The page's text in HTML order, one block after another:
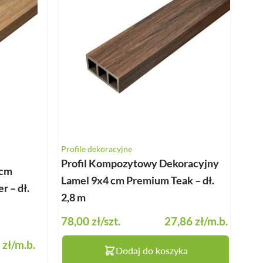
MEBLE OGRODOWE
PERGOLE
HYDROIZOLACJA
– dł.
/m.b.
Profile dekoracyjne
Profil Kompozytowy Dekoracyjny
Lamel 9x4 cm Premium Teak – dł.
2,8 m
78,00 zł/szt. 27,86 zł/m.b.
Dodaj do koszyka